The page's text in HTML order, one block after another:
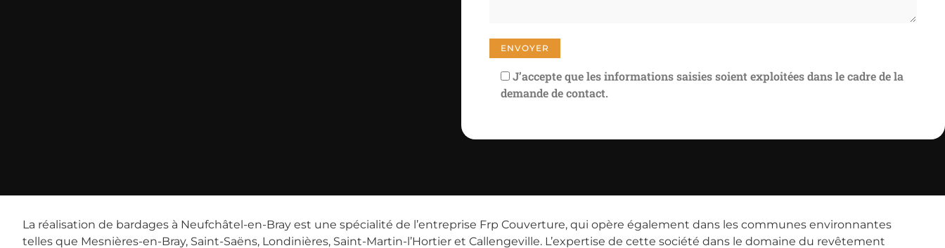
J’accepte que les informations saisies soient exploitées dans le cadre de la
demande de contact.
La réalisation de bardages à Neufchâtel-en-Bray est une spécialité de l’entreprise Frp Couverture, qui opère également dans les communes environnantes
telles que Mesnières-en-Bray, Saint-Saëns, Londinières, Saint-Martin-l’Hortier et Callengeville. L’expertise de cette société dans le domaine du revêtement